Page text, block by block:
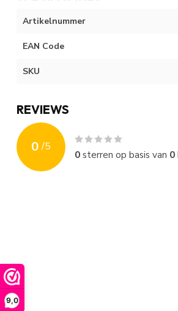
9,0
Artikelnummer
EAN Code
SKU
REVIEWS
0 /5
0sterren op basis van 0